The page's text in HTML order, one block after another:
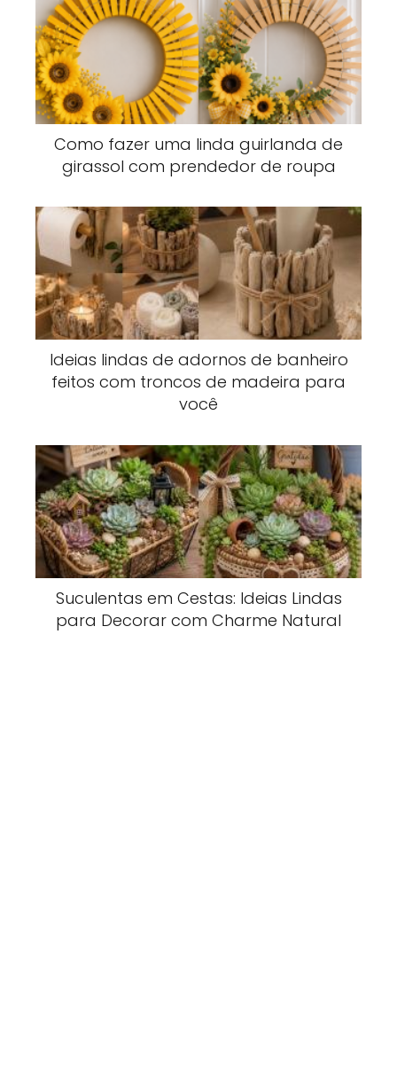
Como fazer uma linda guirlanda de
girassol com prendedor de roupa
Ideias lindas de adornos de banheiro
feitos com troncos de madeira para
você
Suculentas em Cestas: Ideias Lindas
para Decorar com Charme Natural